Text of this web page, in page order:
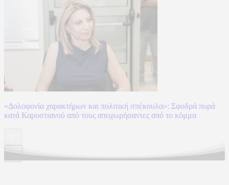
«Δολοφονία χαρακτήρων και πολιτική σπέκουλα»: Σφοδρά πυρά
κατά Καρυστιανού από τους αποχωρήσαντες από το κόμμα